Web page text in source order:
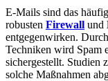
E-Mails sind das
robusten Firewall und
entgegenwirken.
Techniken wird Spam
sichergestellt. Studien
solche Maßnahmen